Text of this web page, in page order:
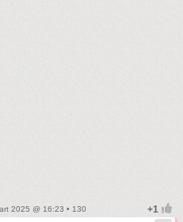
2025 @ 16:23 • 130